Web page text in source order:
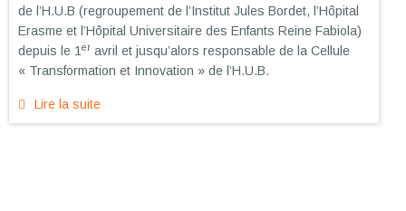
de l’H.U.B (regroupement de l’Institut Jules Bordet, l’Hôpital
Erasme et l’Hôpital Universitaire des Enfants Reine Fabiola)
depuis le 1er avril et jusqu’alors responsable de la Cellule
« Transformation et Innovation » de l’H.U.B.
Lire la suite